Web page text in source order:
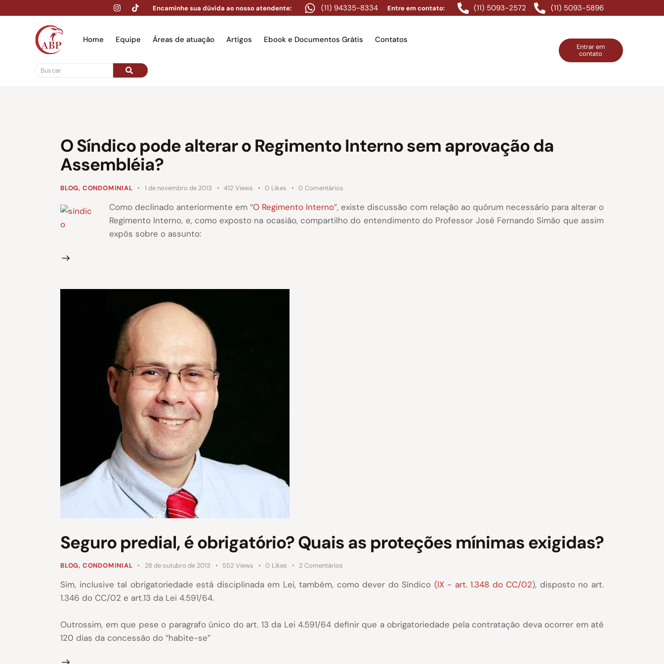
Encaminhe sua dúvida ao nosso atendente: (11) 94335-8334 Entre em contato: (11) 5093-2572 (11) 5093-5896
Home Equipe Áreas de atuação Artigos Ebook e Documentos Grátis Contatos
Entrar em
contato
O Síndico pode alterar o Regimento Interno sem aprovação da
Assembléia?
BLOG, CONDOMINIAL 1 de novembro de 2013 412 Views 0 Likes 0 Comentários
Como declinado anteriormente em “O Regimento Interno”, existe discussão com relação ao quórum necessário para alterar o
Regimento Interno, e, como exposto na ocasião, compartilho do entendimento do Professor José Fernando Simão que assim
expôs sobre o assunto:
Seguro predial, é obrigatório? Quais as proteções mínimas exigidas?
BLOG, CONDOMINIAL 28 de outubro de 2013 552 Views 0 Likes 2 Comentários
Sim, inclusive tal obrigatoriedade está disciplinada em Lei, também, como dever do Síndico (IX - art. 1.348 do CC/02), disposto no art.
1.346 do CC/02 e art.13 da Lei 4.591/64.
Outrossim, em que pese o paragrafo único do art. 13 da Lei 4.591/64 definir que a obrigatoriedade pela contratação deva ocorrer em até
120 dias da concessão do “habite-se”